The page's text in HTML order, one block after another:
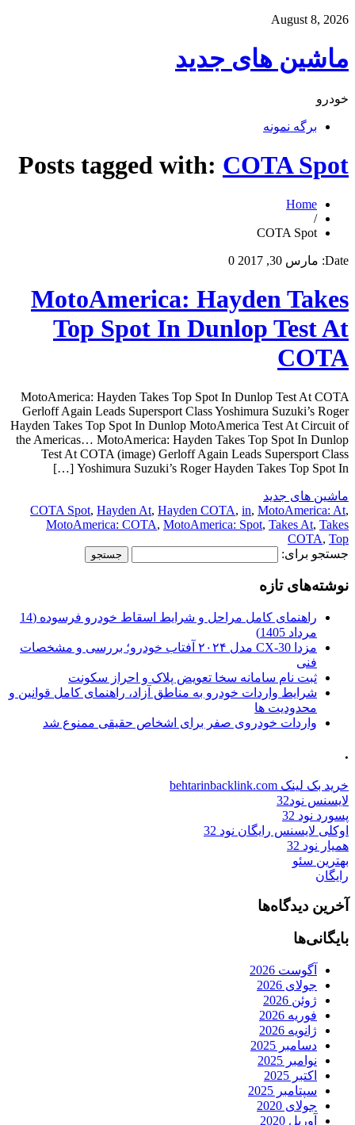
August 8, 2026
ماشین های جدید
خودرو
برگه نمونه
Posts tagged with: COTA Spot
Home
/
COTA Spot
Date: مارس 30, 2017 0
MotoAmerica: Hayden Takes
Top Spot In Dunlop Test At
COTA
MotoAmerica: Hayden Takes Top Spot In Dunlop Test At COTA
Gerloff Again Leads Supersport Class Yoshimura Suzuki’s Roger
Hayden Takes Top Spot In Dunlop MotoAmerica Test At Circuit of
the Americas… MotoAmerica: Hayden Takes Top Spot In Dunlop
Test At COTA (image) Gerloff Again Leads Supersport Class
Yoshimura Suzuki’s Roger Hayden Takes Top Spot In […]
ماشین های جدید
COTA Spot, Hayden At, Hayden COTA, in, MotoAmerica: At,
MotoAmerica: COTA, MotoAmerica: Spot, Takes At, Takes
COTA, Top
جستجو برای:
نوشته‌های تازه
راهنمای کامل مراحل و شرایط اسقاط خودرو فرسوده (14
مرداد 1405)
مزدا CX-30 مدل ۲۰۲۴ آفتاب خودرو؛ بررسی و مشخصات
فنی
ثبت نام سامانه سخا تعویض پلاک و احراز سکونت
شرایط واردات خودرو به مناطق آزاد، راهنمای کامل قوانین و
محدودیت ها
واردات خودروی صفر برای اشخاص حقیقی ممنوع شد
.
خرید بک لینک behtarinbacklink.com
لایسنس نود32
پسورد نود 32
اوکلی لایسنس رایگان نود 32
همیار نود 32
بهترین سئو
رایگان
آخرین دیدگاه‌ها
بایگانی‌ها
آگوست 2026
جولای 2026
ژوئن 2026
فوریه 2026
ژانویه 2026
دسامبر 2025
نوامبر 2025
اکتبر 2025
سپتامبر 2025
جولای 2020
آوریل 2020